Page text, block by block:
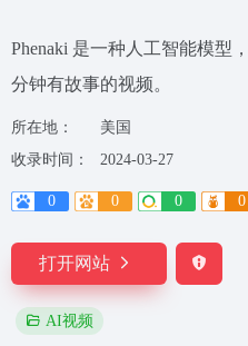
Phenaki 是一种人工智能模型
分钟有故事的视频。
所在地：
美国
收录时间：
2024-03-27
0 0 0 0
打开网站
AI视频